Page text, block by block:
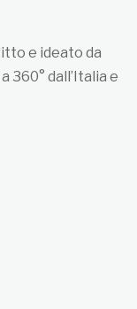
e ideato da
360° dall’Italia e